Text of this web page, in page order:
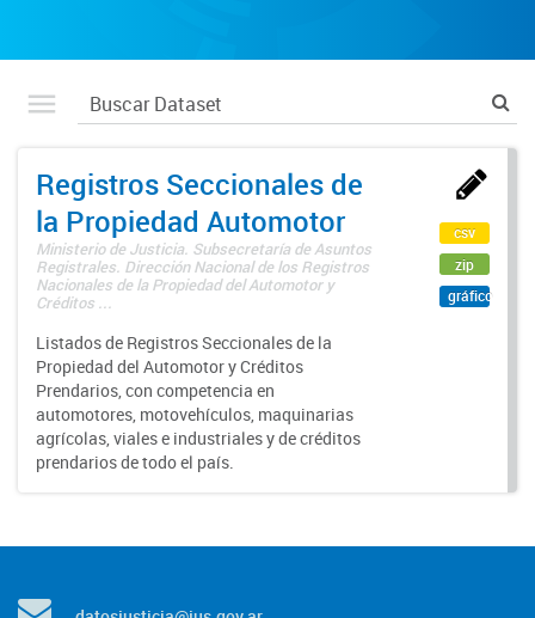
Registros Seccionales de
la Propiedad Automotor
Ministerio de Justicia. Subsecretaría de Asuntos
Registrales. Dirección Nacional de los Registros
Nacionales de la Propiedad del Automotor y
Créditos ...
Listados de Registros Seccionales de la
Propiedad del Automotor y Créditos
Prendarios, con competencia en
automotores, motovehículos, maquinarias
agrícolas, viales e industriales y de créditos
prendarios de todo el país.
csv
zip
gráfico